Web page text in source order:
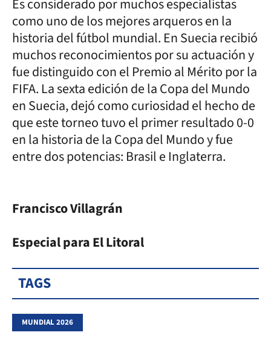
Es considerado por muchos especialistas
como uno de los mejores arqueros en la
historia del fútbol mundial. En Suecia recibió
muchos reconocimientos por su actuación y
fue distinguido con el Premio al Mérito por la
FIFA. La sexta edición de la Copa del Mundo
en Suecia, dejó como curiosidad el hecho de
que este torneo tuvo el primer resultado 0-0
en la historia de la Copa del Mundo y fue
entre dos potencias: Brasil e Inglaterra.
Francisco Villagrán
Especial para El Litoral
TAGS
MUNDIAL 2026